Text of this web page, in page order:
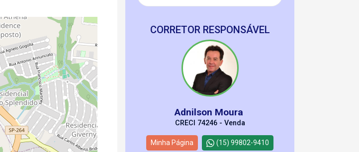
CORRETOR RESPONSÁVEL
Adnilson Moura
CRECI 74246 - Venda
Minha Página (15) 99802-9410